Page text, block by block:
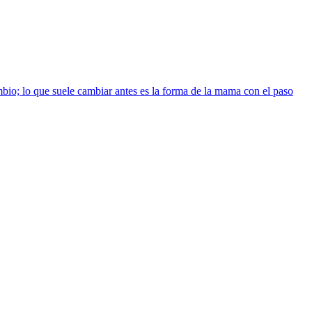
lo que suele cambiar antes es la forma de la mama con el paso